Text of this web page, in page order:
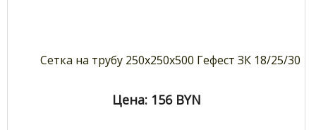
Сетка на трубу 250х250х500 Гефест ЗК 18/25/30
Цена: 156 BYN